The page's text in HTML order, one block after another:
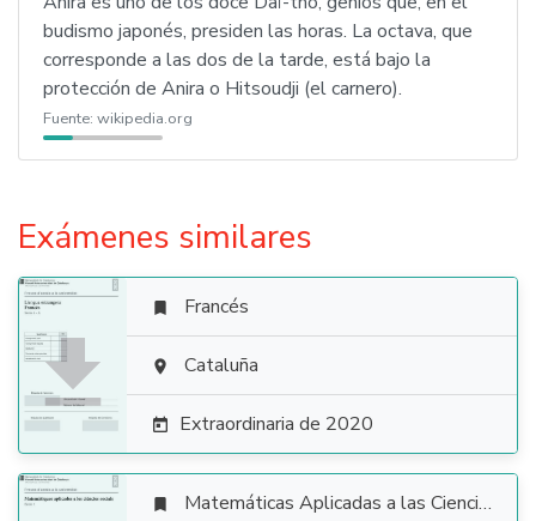
budismo japonés, presiden las horas. La octava, que
corresponde a las dos de la tarde, está bajo la
protección de Anira o Hitsoudji (el carnero).
Fuente: wikipedia.org
Exámenes similares

 Francés
 Cataluña
 Extraordinaria de 2020
 Matemáticas Aplicadas a las Ciencias Sociales